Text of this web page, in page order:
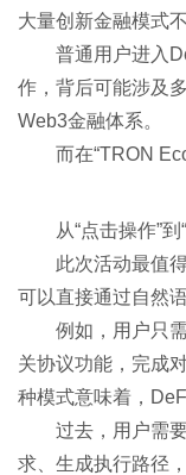
大量创新金融模式
普通用户进入
作，背后可能涉及
Web3金融体系。
而在“TRON
从“点击操作”到
此次活动最值
可以直接通过自然
例如，用户只
关协议功能，完成
种模式意味着，
过去，用户需
求、生成执行路径